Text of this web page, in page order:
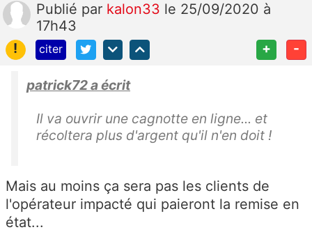
Publié par kalon33 le 25/09/2020 à
17h43
!
citer + -
patrick72 a écrit
Il va ouvrir une cagnotte en ligne... et
récoltera plus d'argent qu'il n'en doit !
Mais au moins ça sera pas les clients de
l'opérateur impacté qui paieront la remise en
état...